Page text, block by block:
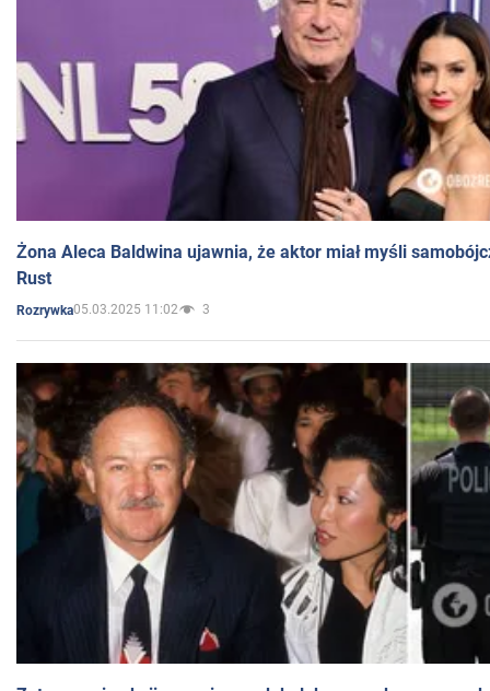
Żona Aleca Baldwina ujawnia, że aktor miał myśli
Rust
Rozrywka05.03.2025 11:02 3